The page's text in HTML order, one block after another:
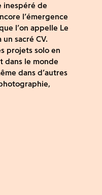
inespéré de
l’émergence
l’on appelle Le
sacré CV.
projets solo en
dans le monde
dans d’autres